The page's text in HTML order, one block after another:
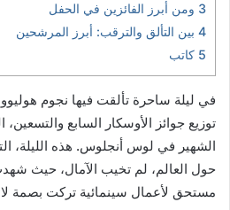
3 ومن أبرز الفائزين في الحفل
4 بين التألق والترقب: أبرز المرشحين
5 كاتب
في ليلة ساحرة تألقت فيها نجوم
توزيع جوائز الأوسكار السابع
الشهير في لوس أنجلوس. هذه الليلة،
حول العالم، لم تخيب الآمال، حيث
مستحق لأعمال سينمائية تركت بصمة